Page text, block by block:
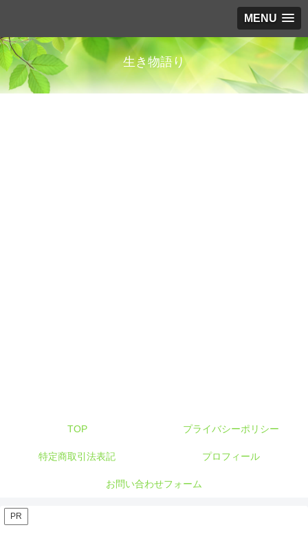
MENU
生き物語り
TOP プライバシーポリシー
特定商取引法表記 プロフィール
お問い合わせフォーム
PR